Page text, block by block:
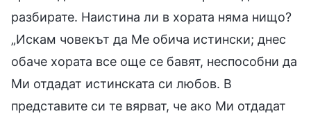
разбирате. Наистина ли в хората няма нищо?
„Искам човекът да Ме обича истински; днес
обаче хората все още се бавят, неспособни да
Ми отдадат истинската си любов. В
представите си те вярват, че ако Ми отдадат